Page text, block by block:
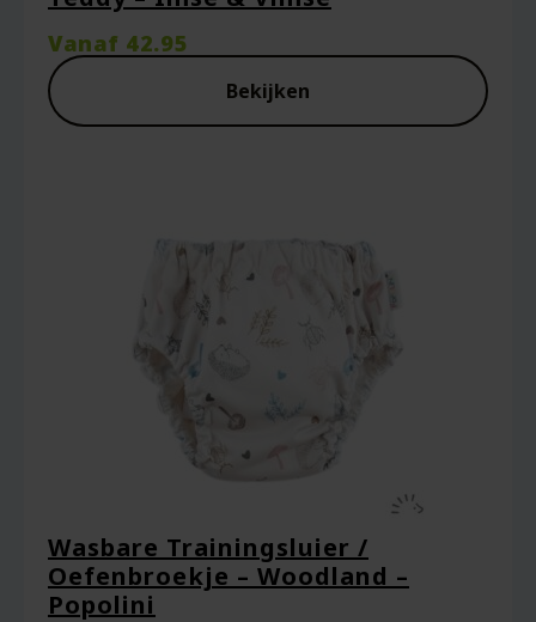
Vanaf 42.95
Bekijken
Wasbare Trainingsluier /
Oefenbroekje – Woodland –
Popolini